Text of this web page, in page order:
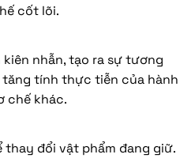
cốt lõi.
nhẫn, tạo ra sự tương
tính thực tiễn của hành
chế khác.
đổi vật phẩm đang giữ.